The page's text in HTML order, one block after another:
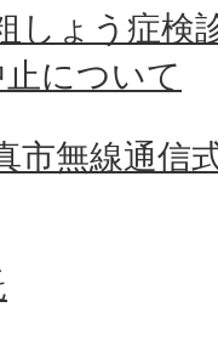
しょう症検
について
市無線通信